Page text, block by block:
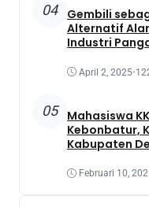
04
Gembili
Alternatif
Industri
April 2, 2025•
05
Mahasiswa
Kebonbatur,
Kabupaten
Februari 10,